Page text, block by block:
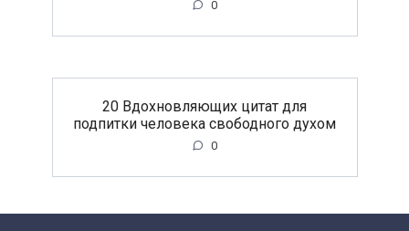
0
20 Вдохновляющих цитат для
подпитки человека свободного духом
0